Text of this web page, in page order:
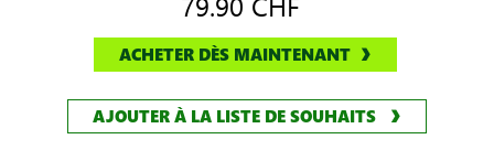
ACHETER DÈS MAINTENANT
AJOUTER À LA LISTE DE SOUHAITS